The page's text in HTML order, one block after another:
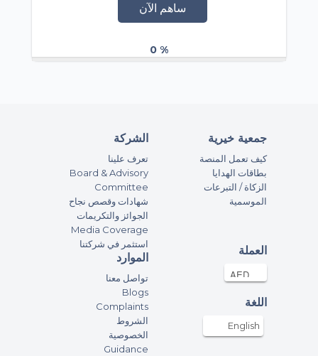
ساهم الآن
0 %
الشركة
تعرف علينا
Board & Advisory
Committee
شهادات وقصص نجاح
الجوائز والتكريمات
Media Coverage
استثمر في شركتنا
جمعية خيرية
كيف تعمل المنصة
بطاقات الهدايا
الزكاة / التبرعات
الموسمية
الموارد
تواصل معنا
Blogs
Complaints
الشروط
الخصوصية
Guidance
العملة
اللغة
English